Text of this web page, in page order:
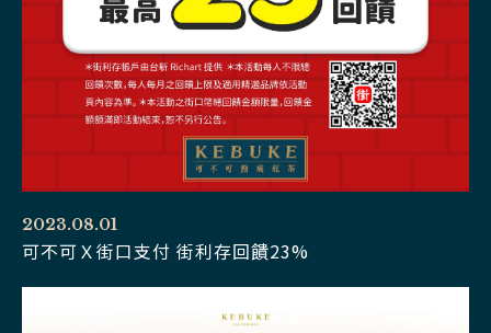
2023.08.01
可不可Ｘ街口支付 街利存回饋23%